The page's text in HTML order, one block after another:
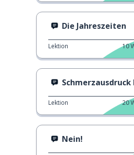
Die Jahreszeiten
Lektion 10
Schmerzausdruck
Lektion 20
Nein!